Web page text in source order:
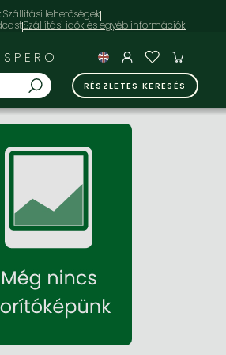
Szállítási lehetőségek
RÉSZLETES KERESÉS